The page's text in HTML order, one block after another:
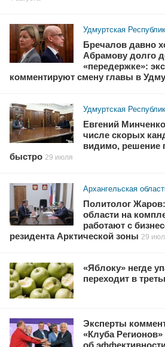
Удмуртская
Бречалов давно
Абрамову долго
«передержке»:
комментируют смену главы в
Удмуртская
Евгений
числе скорых
видимо, решение
быстро 29 июля
Архангельская
Политолог
области на
работают с
резидента Арктической зоны 29
«Яблоку» негде
переходит в
Эксперты
«Клуба